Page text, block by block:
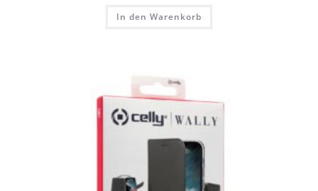
In den Warenkorb